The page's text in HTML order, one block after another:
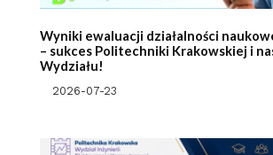
Wyniki ewaluacji działalności
– sukces Politechniki Krakowskiej i
Wydziału!
2026-07-23